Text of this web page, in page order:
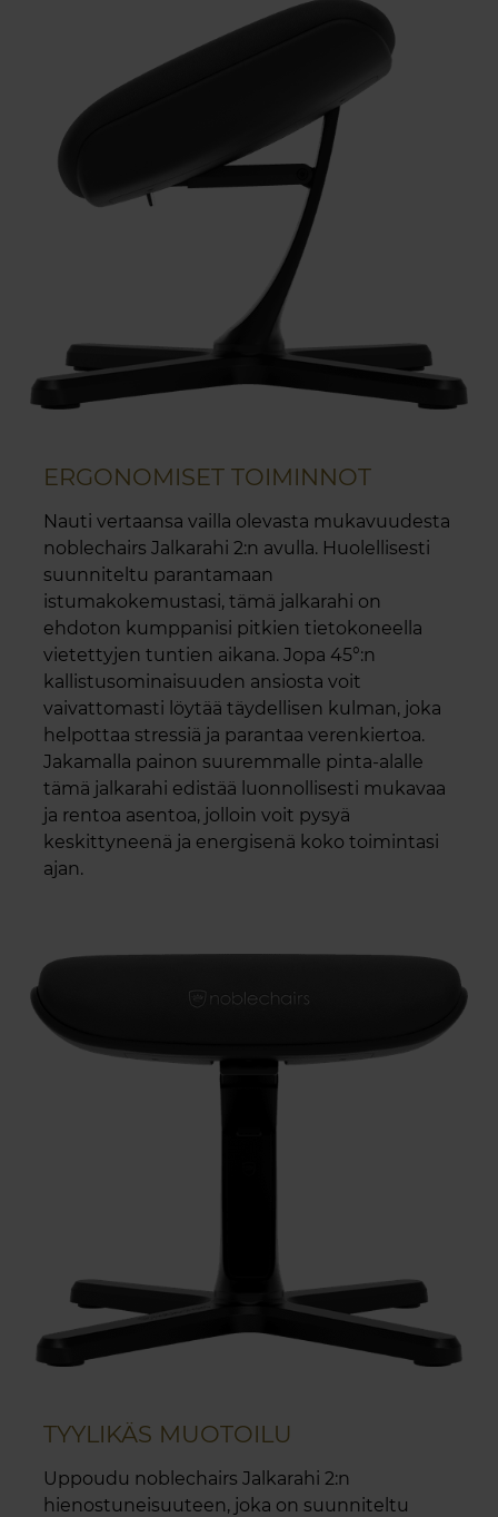
ERGONOMISET TOIMINNOT
Nauti vertaansa vailla olevasta mukavuudesta
noblechairs Jalkarahi 2:n avulla. Huolellisesti
suunniteltu parantamaan
istumakokemustasi, tämä jalkarahi on
ehdoton kumppanisi pitkien tietokoneella
vietettyjen tuntien aikana. Jopa 45°:n
kallistusominaisuuden ansiosta voit
vaivattomasti löytää täydellisen kulman, joka
helpottaa stressiä ja parantaa verenkiertoa.
Jakamalla painon suuremmalle pinta-alalle
tämä jalkarahi edistää luonnollisesti mukavaa
ja rentoa asentoa, jolloin voit pysyä
keskittyneenä ja energisenä koko toimintasi
ajan.
TYYLIKÄS MUOTOILU
Uppoudu noblechairs Jalkarahi 2:n
hienostuneisuuteen, joka on suunniteltu